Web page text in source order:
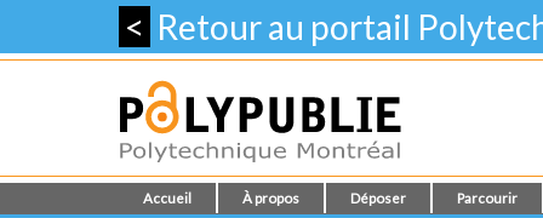
< Retour au portail
Accueil À propos Déposer Parcourir